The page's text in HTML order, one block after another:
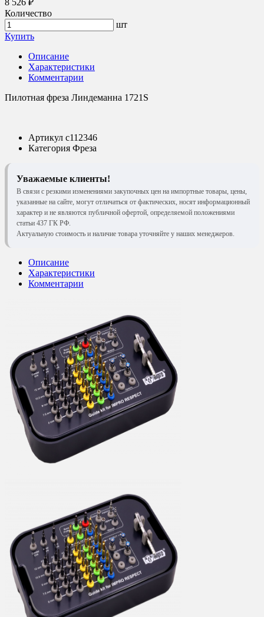
8 526 ₽
Количество
шт
Купить
Описание
Характеристики
Комментарии
Пилотная фреза Линдеманна 1721S
Артикул c112346
Категория Фреза
Уважаемые клиенты!
В связи с резкими изменениями закупочных цен на импортные товары, цены,
указанные на сайте, могут отличаться от фактических, носят информационный
характер и не являются публичной офертой, определяемой положениями
статьи 437 ГК РФ.
Актуальную стоимость и наличие товара уточняйте у наших менеджеров.
Описание
Характеристики
Комментарии